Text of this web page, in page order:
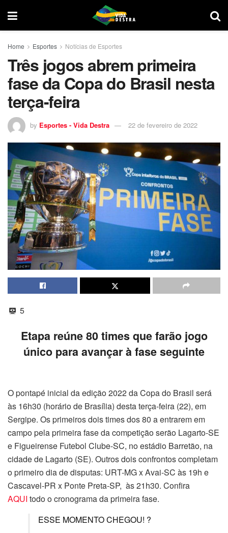
Home Esportes Notícias de Esportes
Três jogos abrem primeira
fase da Copa do Brasil nesta
terça-feira
by Esportes - Vida Destra 22 de fevereiro de 2022
5
Etapa reúne 80 times que farão jogo
único para avançar à fase seguinte
O pontapé inicial da edição 2022 da Copa do Brasil será
às 16h30 (horário de Brasília) desta terça-feira (22), em
Sergipe. Os primeiros dois times dos 80 a entrarem em
campo pela primeira fase da competição serão Lagarto-SE
e Figueirense Futebol Clube-SC, no estádio Barretão, na
cidade de Lagarto (SE). Outros dois confrontos completam
o primeiro dia de disputas: URT-MG x Avai-SC às 19h e
Cascavel-PR x Ponte Preta-SP, às 21h30. Confira
AQUI todo o cronograma da primeira fase.
ESSE MOMENTO CHEGOU! ?